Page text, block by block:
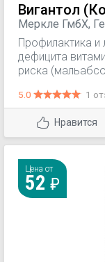
Вигантол
Меркле ГмбХ,
Профилактика и
дефицита
риска
печени,
тонкого
остеопороза
(на фоне
иммобилизации
отказом от
— лечение
5.0 1
Нравится
Цена от
52